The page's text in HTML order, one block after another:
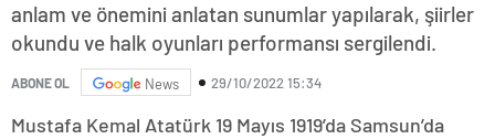
anlam ve önemini anlatan sunumlar yapılarak, şiirler
okundu ve halk oyunları performansı sergilendi.
ABONE OL News 29/10/2022 15:34
Mustafa Kemal Atatürk 19 Mayıs 1919’da Samsun’da